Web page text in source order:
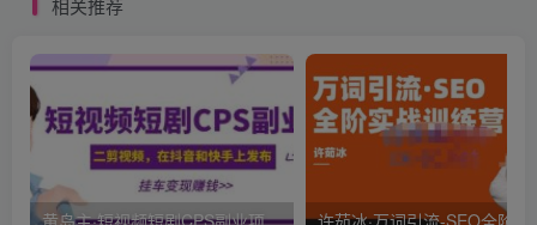
黄岛主·短视频短剧CPS副业项目：二剪视频在抖音和快手上发布，挂车变现